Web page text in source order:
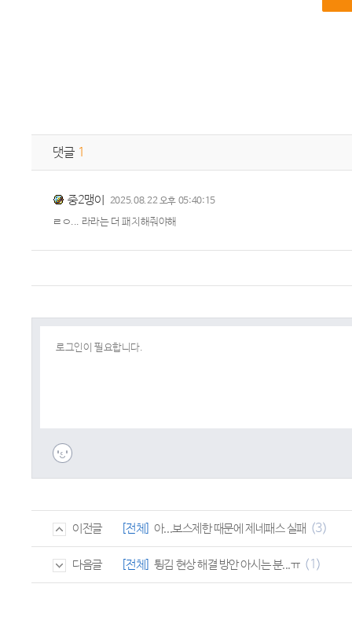
댓글 1
중2맹이 2025.08.22 오후 05:40:15
ㄹㅇ... 라라는 더 패치해줘야해
이전글 [전체] 아...보스제한 때문에 제네패스 실패 (3)
다음글 [전체] 튕김 현상 해결 방안 아시는 분...ㅠ (1)